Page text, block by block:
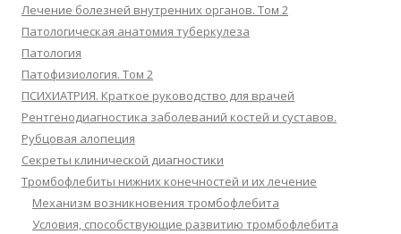
Лечение болезней внутренних органов. Том 2
Патологическая анатомия туберкулеза
Патология
Патофизиология. Том 2
ПСИХИАТРИЯ. Краткое руководство для врачей
Рентгенодиагностика заболеваний костей и суставов.
Рубцовая алопеция
Секреты клинической диагностики
Тромбофлебиты нижних конечностей и их лечение
Механизм возникновения тромбофлебита
Условия, способствующие развитию тромбофлебита